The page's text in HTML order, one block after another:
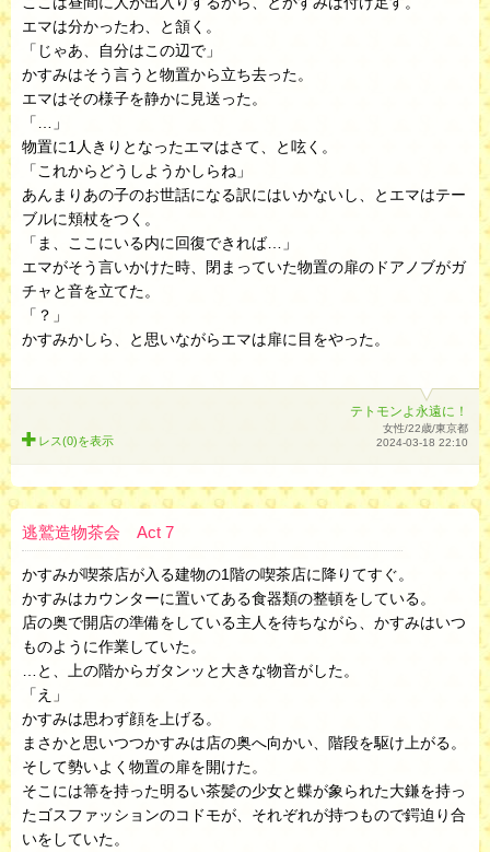
エマは分かったわ、と頷く。
「じゃあ、自分はこの辺で」
かすみはそう言うと物置から立ち去った。
エマはその様子を静かに見送った。
「…」
物置に1人きりとなったエマはさて、と呟く。
「これからどうしようかしらね」
あんまりあの子のお世話になる訳にはいかないし、とエマはテー
ブルに頬杖をつく。
「ま、ここにいる内に回復できれば…」
エマがそう言いかけた時、閉まっていた物置の扉のドアノブがガ
チャと音を立てた。
「？」
かすみかしら、と思いながらエマは扉に目をやった。
テトモンよ永遠に！
女性/22歳/東京都
2024-03-18 22:10
レス(0)を表示
逃鷲造物茶会 Act 7
かすみが喫茶店が入る建物の1階の喫茶店に降りてすぐ。
かすみはカウンターに置いてある食器類の整頓をしている。
店の奥で開店の準備をしている主人を待ちながら、かすみはいつ
ものように作業していた。
…と、上の階からガタンッと大きな物音がした。
「え」
かすみは思わず顔を上げる。
まさかと思いつつかすみは店の奥へ向かい、階段を駆け上がる。
そして勢いよく物置の扉を開けた。
そこには箒を持った明るい茶髪の少女と蝶が象られた大鎌を持っ
たゴスファッションのコドモが、それぞれが持つもので鍔迫り合
いをしていた。